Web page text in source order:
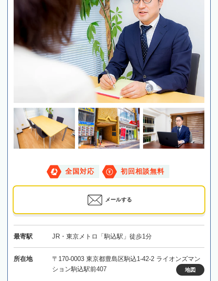
全国対応 初回相談無料
メールする
最寄駅 JR・東京メトロ「駒込駅」徒歩1分
所在地
〒170-0003 東京都豊島区駒込1-42-2 ライオンズマン
ション駒込駅前407
地図